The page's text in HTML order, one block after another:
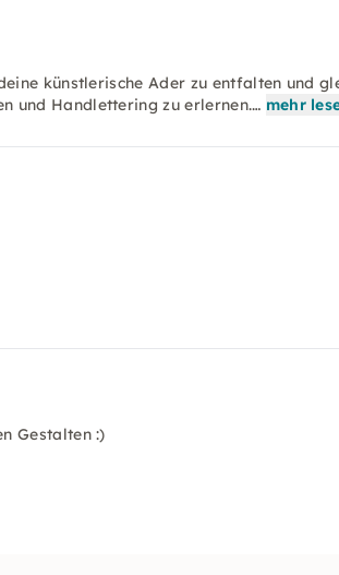
künstlerische Ader zu entfalten und
und Handlettering zu erlernen.… mehr
Gestalten :)